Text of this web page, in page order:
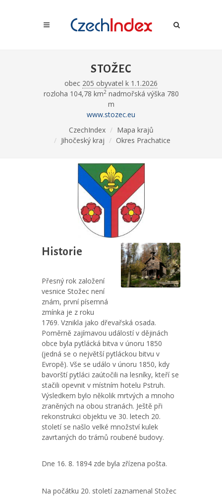
STOŽEC
obec 205 obyvatel k 1.1.2026
rozloha 104,78 km2nadmořská výška 780
m
www.stozec.eu
CzechIndex
Mapa krajů
Jihočeský kraj
Okres Prachatice
Historie
Přesný rok založení
vesnice Stožec není
znám, první písemná
zmínka je z roku
1769. Vznikla jako dřevařská osada.
Poměrně zajímavou událostí v dějinách
obce byla pytlácká bitva v únoru 1850
(jedná se o největší pytláckou bitvu v
Evropě). Vše se událo v únoru 1850, kdy
bavorští pytláci zaútočili na lesníky, kteří se
stačili opevnit v místním hotelu Pstruh.
Výsledkem bylo několik mrtvých a mnoho
zraněných na obou stranách. Ještě při
rekonstrukci objektu ve 30. letech 20.
století se našlo velké množství kulek
zavrtaných do trámů roubené budovy.
Dne 16. 8. 1894 zde byla zřízena pošta.
Na počátku 20. století zaznamenal Stožec